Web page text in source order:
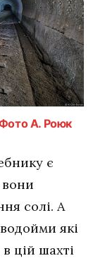
А. Роюк
є
вони
солі. А
які
цій шахті